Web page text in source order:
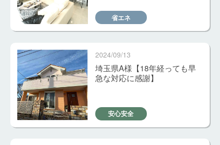
省エネ
2024/09/13
埼玉県A様【18年経っても早
急な対応に感謝】
安心安全